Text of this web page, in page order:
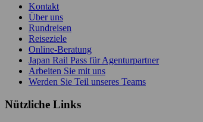
Kontakt
Über uns
Rundreisen
Reiseziele
Online-Beratung
Japan Rail Pass für Agenturpartner
Arbeiten Sie mit uns
Werden Sie Teil unseres Teams
Nützliche Links